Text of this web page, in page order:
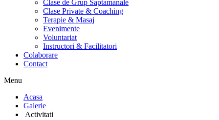
Clase de Grup Saptamanale
Clase Private & Coaching
Terapie & Masaj
‎Evenimente
Voluntariat
‏‏‎Instructori & Facilitatori
Colaborare
Contact
Menu
‎Acasa
Galerie
‎ ‎Activitati‎